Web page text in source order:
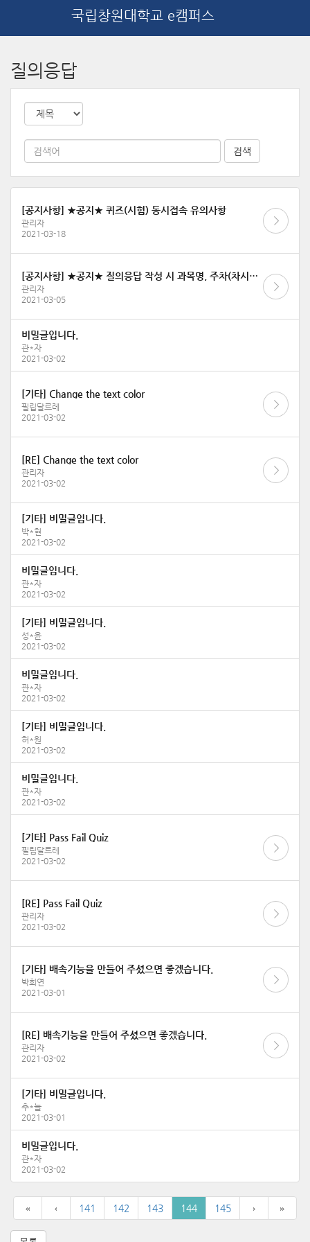
국립창원대학교 e캠퍼스
질의응답
[공지사항] ★공지★ 퀴즈(시험) 동시접속 유의사항
관리자
2021-03-18
[공지사항] ★공지★ 질의응답 작성 시 과목명, 주차(차시)명, 문의내용을 상세히 작성해 주세요
관리자
2021-03-05
비밀글입니다.
관*자
2021-03-02
[기타] Change the text color
필립달르레
2021-03-02
[RE] Change the text color
관리자
2021-03-02
[기타] 비밀글입니다.
박*현
2021-03-02
비밀글입니다.
관*자
2021-03-02
[기타] 비밀글입니다.
성*윤
2021-03-02
비밀글입니다.
관*자
2021-03-02
[기타] 비밀글입니다.
허*원
2021-03-02
비밀글입니다.
관*자
2021-03-02
[기타] Pass Fail Quiz
필립달르레
2021-03-02
[RE] Pass Fail Quiz
관리자
2021-03-02
[기타] 배속기능을 만들어 주셨으면 좋겠습니다.
박희연
2021-03-01
[RE] 배속기능을 만들어 주셨으면 좋겠습니다.
관리자
2021-03-02
[기타] 비밀글입니다.
추*늘
2021-03-01
비밀글입니다.
관*자
2021-03-02
141 142 143 144 145